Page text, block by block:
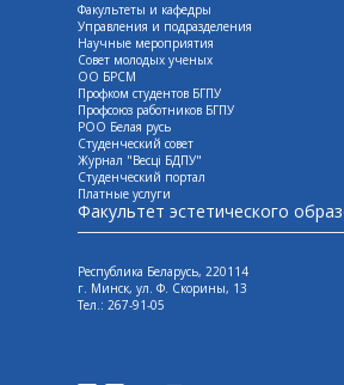
Факультеты и кафедры
Управления и подразделения
Научные мероприятия
Совет молодых ученых
ОО БРСМ
Профком студентов БГПУ
Профсоюз работников БГПУ
РОО Белая русь
Студенческий совет
Журнал "Весцi БДПУ"
Студенческий портал
Платные услуги
Факультет эстетического
Республика Беларусь, 220114
г. Минск, ул. Ф. Скорины, 13
Tел.: 267-91-05